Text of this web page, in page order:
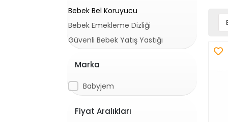
Bebek Bel Koruyucu
Bebek Emekleme Dizliği
Güvenli Bebek Yatış Yastığı
Marka
Babyjem
Fiyat Aralıkları